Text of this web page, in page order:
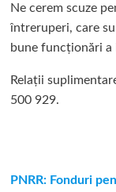
Ne cerem scuze
întreruperi, care
bune funcționări
Relații
500 929.
PNRR: Fonduri